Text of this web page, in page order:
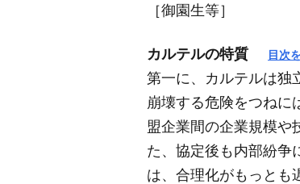
［御園生等］
カルテルの特質 目次
第一に、カルテルは独
崩壊する危険をつねに
盟企業間の企業規模や
た、協定後も内部紛争
は、合理化がもっとも